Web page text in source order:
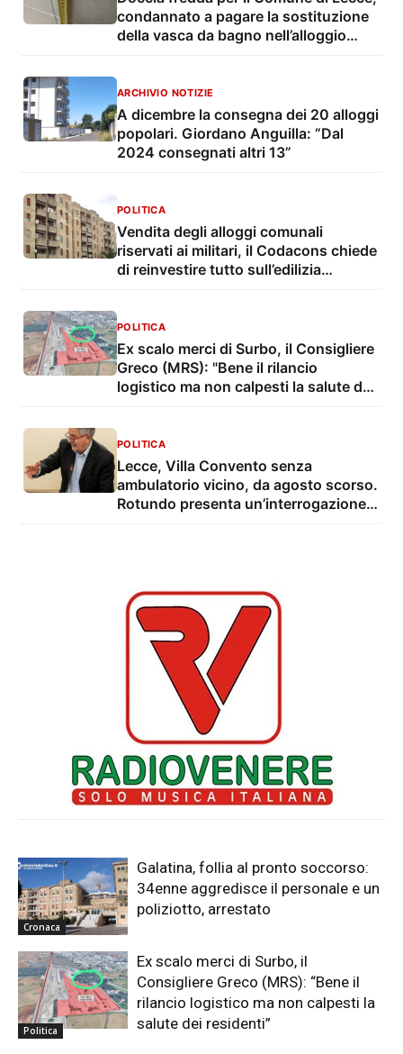
condannato a pagare la sostituzione
della vasca da bagno nell’alloggio
ARCHIVIO NOTIZIE
A dicembre la consegna dei 20 alloggi
popolari. Giordano Anguilla: “Dal
2024 consegnati altri 13”
POLITICA
Vendita degli alloggi comunali
riservati ai militari, il Codacons chiede
di reinvestire tutto sull’edilizia
POLITICA
Ex scalo merci di Surbo, il Consigliere
Greco (MRS): "Bene il rilancio
logistico ma non calpesti la salute dei
POLITICA
Lecce, Villa Convento senza
ambulatorio vicino, da agosto scorso.
Rotundo presenta un’interrogazione e
Cronaca
Galatina, follia al pronto soccorso:
34enne aggredisce il personale e un
poliziotto, arrestato
Politica
Ex scalo merci di Surbo, il
Consigliere Greco (MRS): “Bene il
rilancio logistico ma non calpesti la
salute dei residenti”